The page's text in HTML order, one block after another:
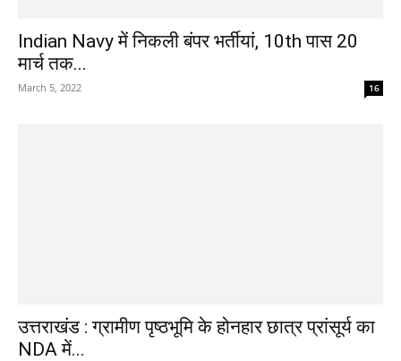
Indian Navy में निकली बंपर भर्तीयां, 10th पास 20
मार्च तक...
March 5, 2022 16
उत्तराखंड : ग्रामीण पृष्ठभूमि के होनहार छात्र प्रांसूर्य का
NDA में...